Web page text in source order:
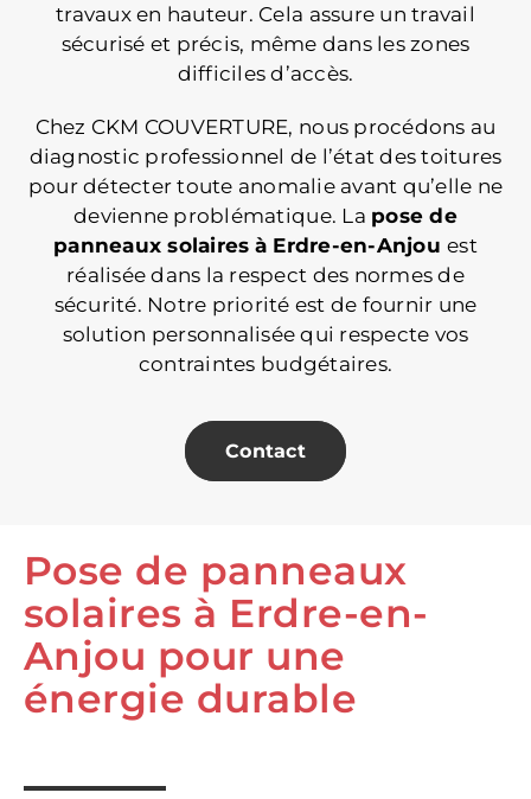
travaux en hauteur. Cela assure un travail
sécurisé et précis, même dans les zones
difficiles d’accès.
Chez CKM COUVERTURE, nous procédons au
diagnostic professionnel de l’état des toitures
pour détecter toute anomalie avant qu’elle ne
devienne problématique. La pose de
panneaux solaires à Erdre-en-Anjouest
réalisée dans la respect des normes de
sécurité. Notre priorité est de fournir une
solution personnalisée qui respecte vos
contraintes budgétaires.
Contact
Pose de panneaux
solaires à Erdre-en-
Anjou pour une
énergie durable